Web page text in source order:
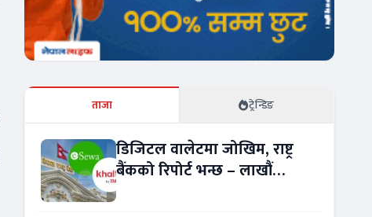
ताजा ट्रेन्डिङ
डिजिटल वालेटमा जोखिम, राष्ट्र
बैंकको रिपोर्ट भन्छ – लाखौं